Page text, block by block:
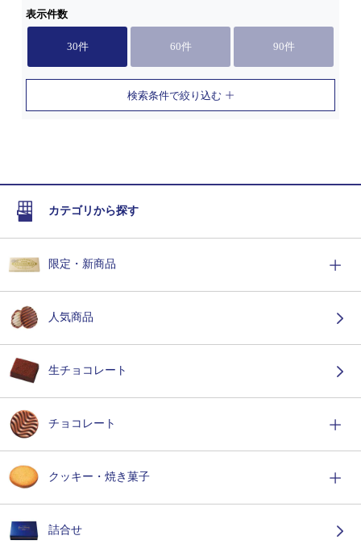
表示件数
30件 60件 90件
検索条件で絞り込む
カテゴリから探す
限定・新商品
人気商品
生チョコレート
チョコレート
クッキー・焼き菓子
詰合せ